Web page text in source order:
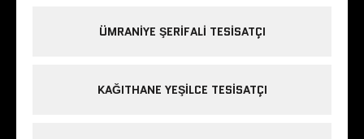
ÜMRANIYE ŞERIFALI TESISATÇI
KAĞITHANE YEŞILCE TESISATÇI